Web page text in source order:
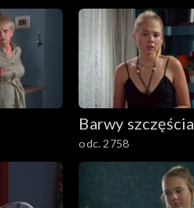
Barwy szczęścia
odc. 2758